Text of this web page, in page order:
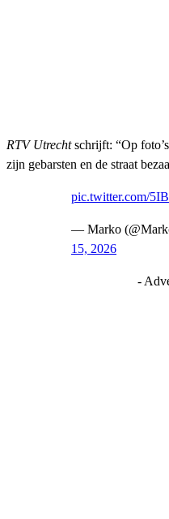
RTV Utrechtschrijft: “Op
zijn gebarsten en de straat
pic.twitter.com/
— Marko
15, 2026
-